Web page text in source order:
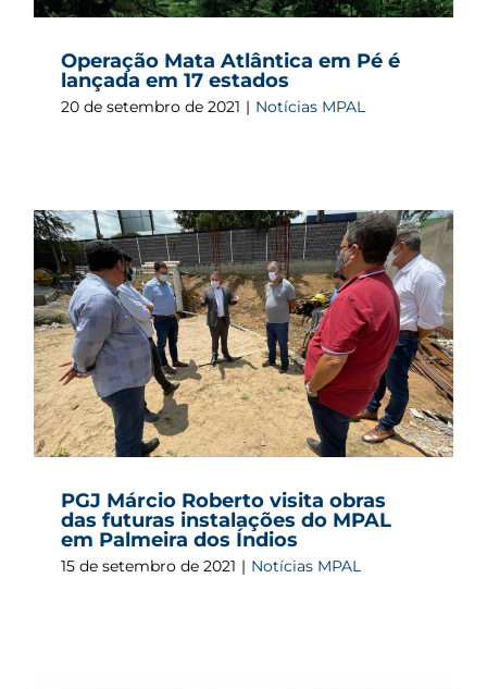
Operação Mata Atlântica em Pé é
lançada em 17 estados
20 de setembro de 2021 | Notícias MPAL
PGJ Márcio Roberto visita obras
das futuras instalações do MPAL
em Palmeira dos Índios
15 de setembro de 2021 | Notícias MPAL